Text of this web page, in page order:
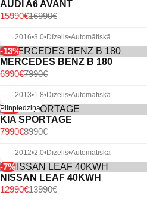
AUDI A6 AVANT
16990€
15990€
2016•3.0•Dīzelis•Automātiskā
-13%
MERCEDES BENZ B 180
7990€
6990€
2013•1.8•Dīzelis•Automātiskā
-11%
Pilnpiedziņa
KIA SPORTAGE
8990€
7990€
2012•2.0•Dīzelis•Automātiskā
-7%
NISSAN LEAF 40KWH
13990€
12990€